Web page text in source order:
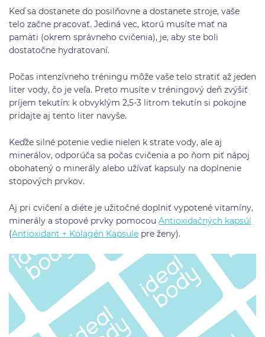
Keď sa dostanete do posilňovne a dostanete stroje, vaše
telo začne pracovať. Jediná vec, ktorú musíte mať na
pamäti (okrem správneho cvičenia), je, aby ste boli
dostatočne hydratovaní.
Počas intenzívneho tréningu môže vaše telo stratiť až jeden
liter vody, čo je veľa. Preto musíte v tréningový deň zvýšiť
príjem tekutín: k obvyklým 2,5-3 litrom tekutín si pokojne
pridajte aj tento liter navyše.
Keďže silné potenie vedie nielen k strate vody, ale aj
minerálov, odporúča sa počas cvičenia a po ňom piť nápoj
obohatený o minerály alebo užívať kapsuly na doplnenie
stopových prvkov.
Aj pri cvičení a diéte je užitočné doplniť vypotené vitamíny,
minerály a stopové prvky pomocou Antioxidačných kapsúl
(Antioxidant + Kolagén Kapsule pre ženy).